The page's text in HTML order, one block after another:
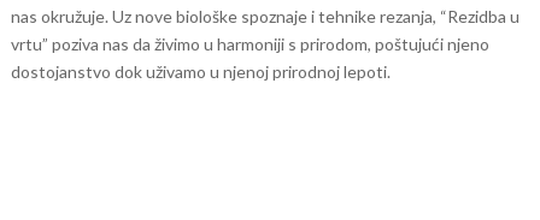
nas okružuje. Uz nove biološke spoznaje i tehnike rezanja, “Rezidba u
vrtu” poziva nas da živimo u harmoniji s prirodom, poštujući njeno
dostojanstvo dok uživamo u njenoj prirodnoj lepoti.